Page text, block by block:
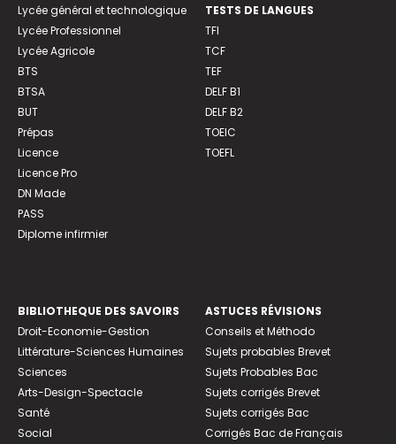
Lycée général et technologique
Lycée Professionnel
Lycée Agricole
BTS
BTSA
BUT
Prépas
Licence
Licence Pro
DN Made
PASS
Diplome infirmier
TESTS DE LANGUES
TFI
TCF
TEF
DELF B1
DELF B2
TOEIC
TOEFL
BIBLIOTHEQUE DES SAVOIRS
Droit-Economie-Gestion
Littérature-Sciences Humaines
Sciences
Arts-Design-Spectacle
Santé
Social
ASTUCES RÉVISIONS
Conseils et Méthodo
Sujets probables Brevet
Sujets Probables Bac
Sujets corrigés Brevet
Sujets corrigés Bac
Corrigés Bac de Français